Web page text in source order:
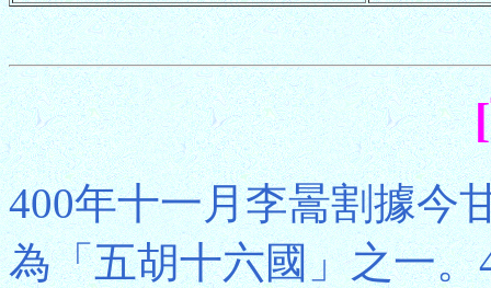
400年十一月李暠割據今
為「五胡十六國」之一